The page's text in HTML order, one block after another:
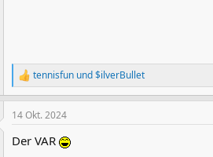
R
e
a
k
i
tennisfun und$ilverBullet
14 Okt. 2024
Der VAR